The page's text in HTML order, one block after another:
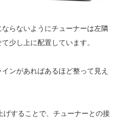
らないようにチューナーは左隣
少し上に配置しています。
ンがあればあるほど整って見え
することで、チューナーとの接